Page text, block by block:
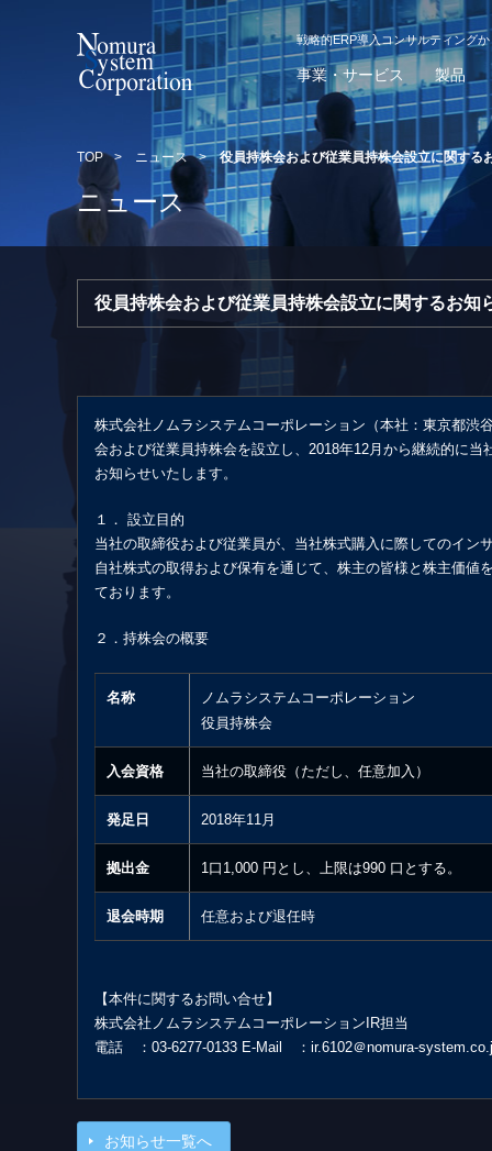
戦略的ERP導入コンサルティング
事業・サービス 製品
TOP > ニュース >役員持株会および従業員持株会設立に関する
ニュース
役員持株会および従業員持株会設立に関するお知
株式会社ノムラシステムコーポレーション（本社：東京都
会および従業員持株会を設立し、2018年12月から継続的に
お知らせいたします。
１． 設立目的
当社の取締役および従業員が、当社株式購入に際してのイン
自社株式の取得および保有を通じて、株主の皆様と株主価値
ております。
２．持株会の概要
名称
ノムラシステムコーポレーション
役員持株会
入会資格 当社の取締役（ただし、任意加入）
発足日 2018年11月
拠出金 1口1,000 円とし、上限は990 口とする。
退会時期 任意および退任時
【本件に関するお問い合せ】
株式会社ノムラシステムコーポレーションIR担当
電話 ：03-6277-0133 E-Mail ：ir.6102＠nomura-
お知らせ一覧へ